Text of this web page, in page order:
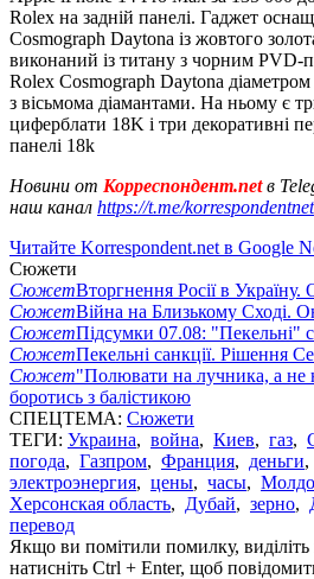
Rolex на задній панелі. Гаджет
Cosmograph Daytona із жовтого
виконаний із титану з чорним PVD-
Rolex Cosmograph Daytona
з вісьмома діамантами. На ньому є
циферблати 18K і три декоративні
панелі 18k
Новини от Корреспондент.netв
наш канал https://t.me/korrespondentnet
Читайте Korrespondent.net в Google
Сюжети
СюжетВторгнення Росії в Україну.
СюжетВійна на Близькому Сході.
СюжетПідсумки 07.08: "Пекельні"
СюжетПекельні санкції. Рішення
Сюжет"Полювати на лучника, а не
боротись з балістикою
СПЕЦТЕМА: Сюжети
ТЕГИ: Украина, война, Киев, газ,
погода, Газпром, Франция, деньги,
электроэнергия, цены, часы,
Херсонская область, Дубай, зерно,
перевод
Якщо ви помітили помилку, виділіть
натисніть Ctrl + Enter, щоб